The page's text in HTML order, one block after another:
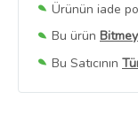
Ürünün iade
Bu ürün
Bu Satıcının
Ürün